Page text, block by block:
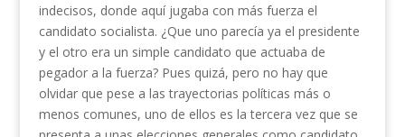
indecisos, donde aquí jugaba con más fuerza el
candidato socialista. ¿Que uno parecía ya el presidente
y el otro era un simple candidato que actuaba de
pegador a la fuerza? Pues quizá, pero no hay que
olvidar que pese a las trayectorias políticas más o
menos comunes, uno de ellos es la tercera vez que se